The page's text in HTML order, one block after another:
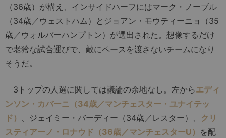
（36歳）が構え、インサイドハーフにはマーク・ノーブル
（34歳／ウェストハム）とジョアン・モウティーニョ（35
歳／ウォルバーハンプトン）が選出された。想像するだけ
で老獪な試合運びで、敵にペースを渡さないチームになり
そうだ。
3トップの人選に関しては議論の余地なし。左からエディ
ンソン・カバーニ（34歳／マンチェスター・ユナイテッ
ド） 、ジェイミー・バーディー（34歳／レスター）、 クリ
スティアーノ・ロナウド（36歳／マンチェスターU） を配